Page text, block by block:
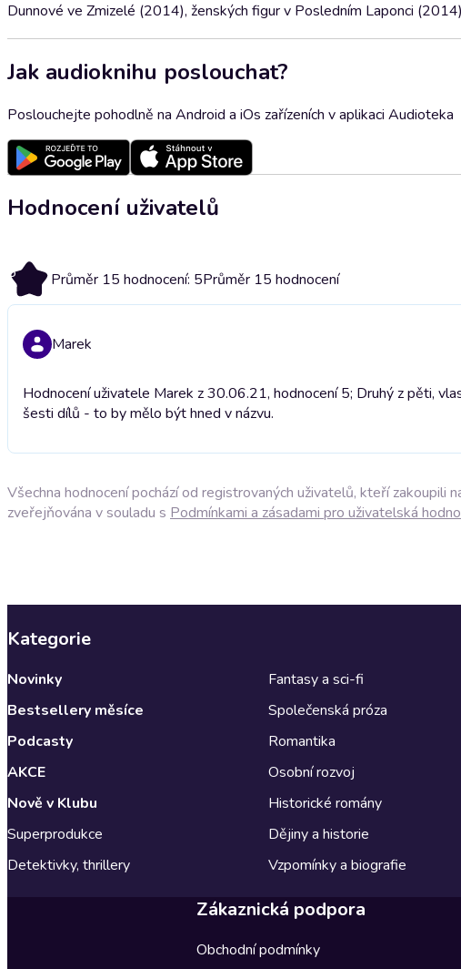
Dunnové ve Zmizelé (2014), ženských figur v Posledním Laponci
Jak audioknihu poslouchat?
Poslouchejte pohodlně na Android a iOs zařízeních v aplikaci Audioteka
Hodnocení uživatelů
5 Průměr 15 hodnocení: 5Průměr 15 hodnocení
Marek
Hodnocení uživatele Marek z 30.06.21, hodnocení 5; Druhý z pěti,
šesti dílů - to by mělo být hned v názvu.
Všechna hodnocení pochází od registrovaných uživatelů, kteří zakoupili
zveřejňována v souladu s Podmínkami a zásadami pro uživatelská
Kategorie
Novinky
Bestsellery měsíce
Podcasty
AKCE
Nově v Klubu
Superprodukce
Detektivky, thrillery
Fantasy a sci-fi
Společenská próza
Romantika
Osobní rozvoj
Historické romány
Dějiny a historie
Vzpomínky a biografie
Zákaznická podpora
Obchodní podmínky